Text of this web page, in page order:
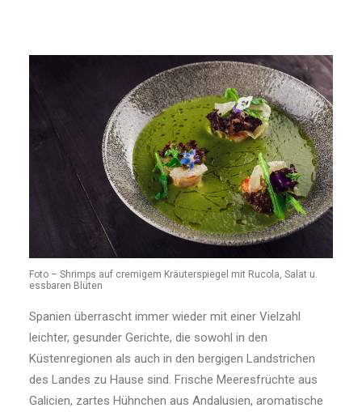
Foto – Shrimps auf cremigem Kräuterspiegel mit Rucola, Salat u.
essbaren Blüten
Spanien überrascht immer wieder mit einer Vielzahl
leichter, gesunder Gerichte, die sowohl in den
Küstenregionen als auch in den bergigen Landstrichen
des Landes zu Hause sind. Frische Meeresfrüchte aus
Galicien, zartes Hühnchen aus Andalusien, aromatische